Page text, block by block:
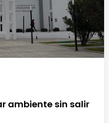
ambiente sin salir